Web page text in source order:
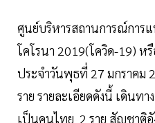
ศูนย์บริหารสถานการณ์การแ
โคโรนา 2019(โควิด-19) ห
ประจำวันพุธที่ 27 มกราคม
ราย รายละเอียดดังนี้ เดินทา
เป็นคนไทย 2 ราย สัญชาติอั